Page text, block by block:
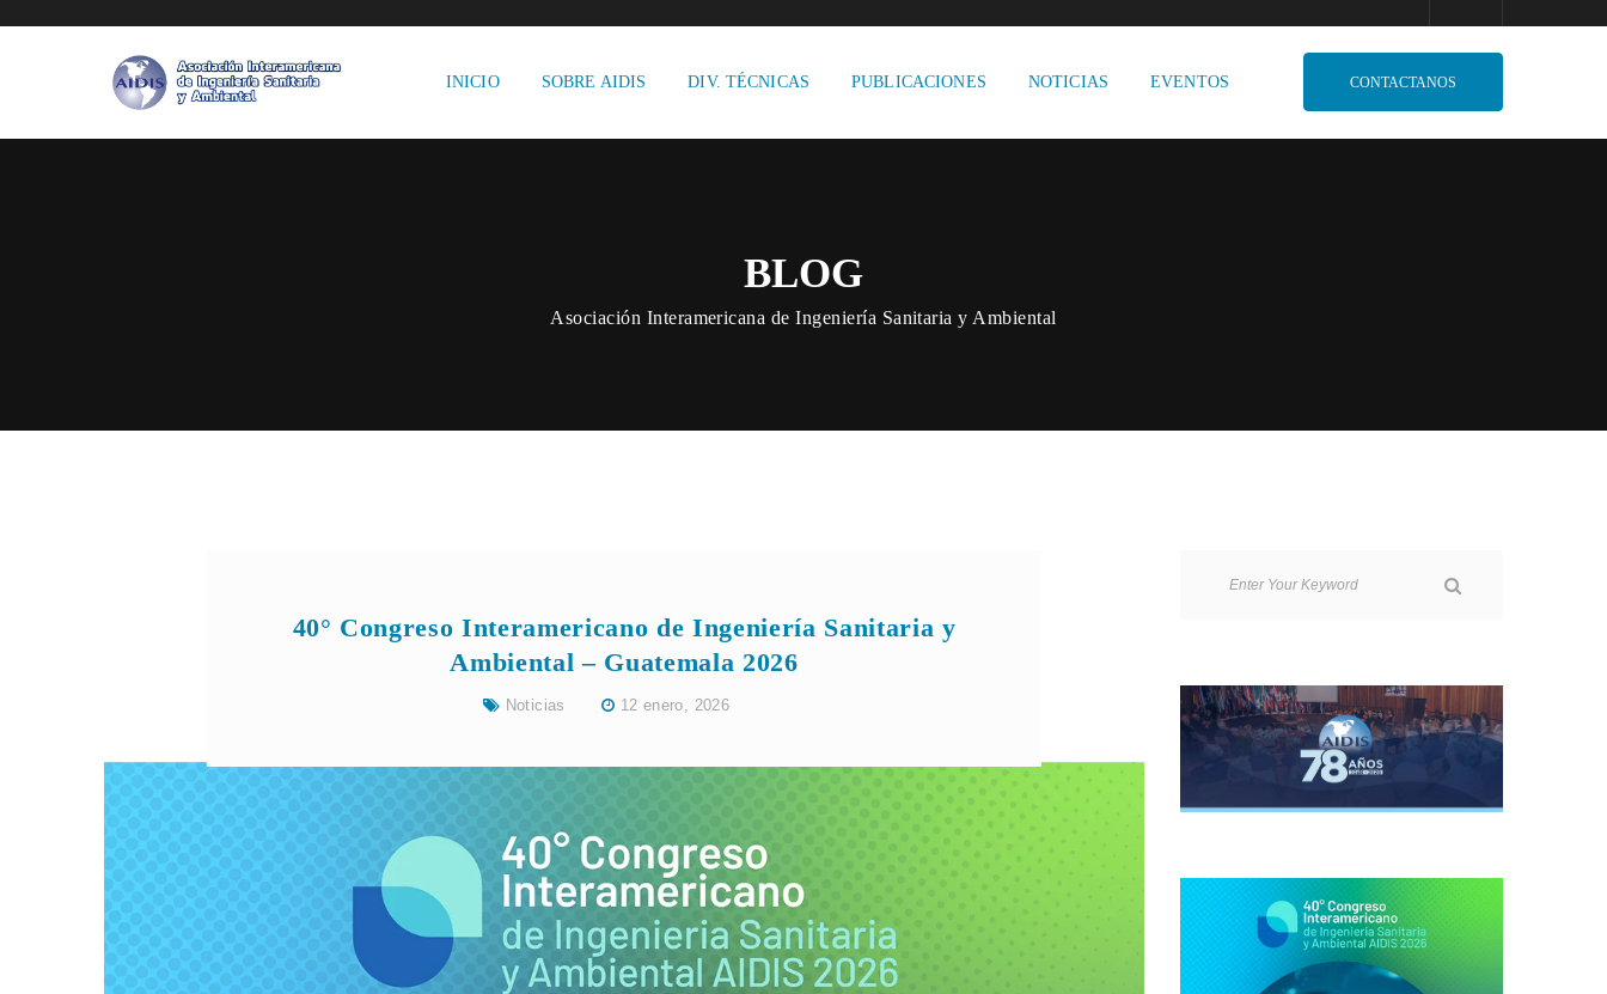
INICIO SOBRE AIDIS DIV. TÉCNICAS PUBLICACIONES NOTICIAS EVENTOS CONTACTANOS
BLOG
Asociación Interamericana de Ingeniería Sanitaria y Ambiental
40° Congreso Interamericano de Ingeniería Sanitaria y
Ambiental – Guatemala 2026
Noticias 12 enero, 2026